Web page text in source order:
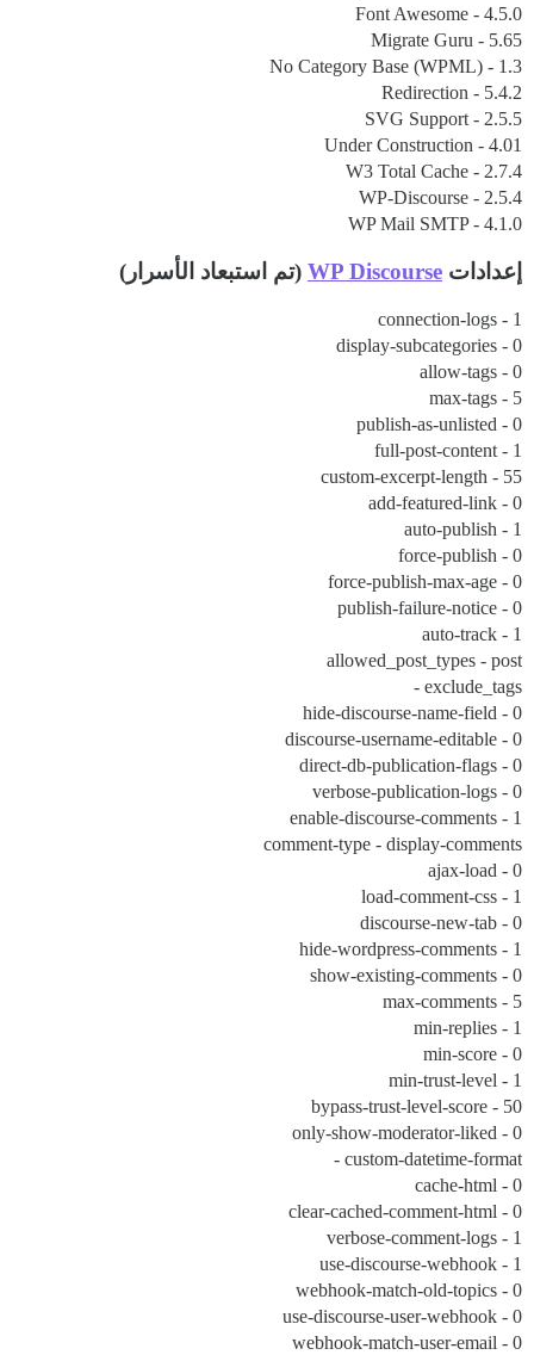
Font Awesome - 4.5.0
Migrate Guru - 5.65
No Category Base (WPML) - 1.3
Redirection - 5.4.2
SVG Support - 2.5.5
Under Construction - 4.01
W3 Total Cache - 2.7.4
WP-Discourse - 2.5.4
WP Mail SMTP - 4.1.0
إعدادات WP Discourse (تم استبعاد الأسرار)
connection-logs - 1
display-subcategories - 0
allow-tags - 0
max-tags - 5
publish-as-unlisted - 0
full-post-content - 1
custom-excerpt-length - 55
add-featured-link - 0
auto-publish - 1
force-publish - 0
force-publish-max-age - 0
publish-failure-notice - 0
auto-track - 1
allowed_post_types - post
exclude_tags -
hide-discourse-name-field - 0
discourse-username-editable - 0
direct-db-publication-flags - 0
verbose-publication-logs - 0
enable-discourse-comments - 1
comment-type - display-comments
ajax-load - 0
load-comment-css - 1
discourse-new-tab - 0
hide-wordpress-comments - 1
show-existing-comments - 0
max-comments - 5
min-replies - 1
min-score - 0
min-trust-level - 1
bypass-trust-level-score - 50
only-show-moderator-liked - 0
custom-datetime-format -
cache-html - 0
clear-cached-comment-html - 0
verbose-comment-logs - 1
use-discourse-webhook - 1
webhook-match-old-topics - 0
use-discourse-user-webhook - 0
webhook-match-user-email - 0